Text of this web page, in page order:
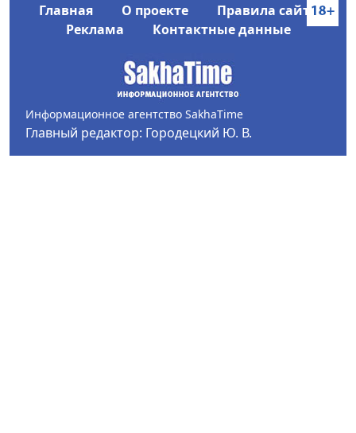
Главная О проекте
Правила сайта
Реклама
Контактные данные
Информационное агентство SakhaTime
Главный редактор: Городецкий Ю. В.